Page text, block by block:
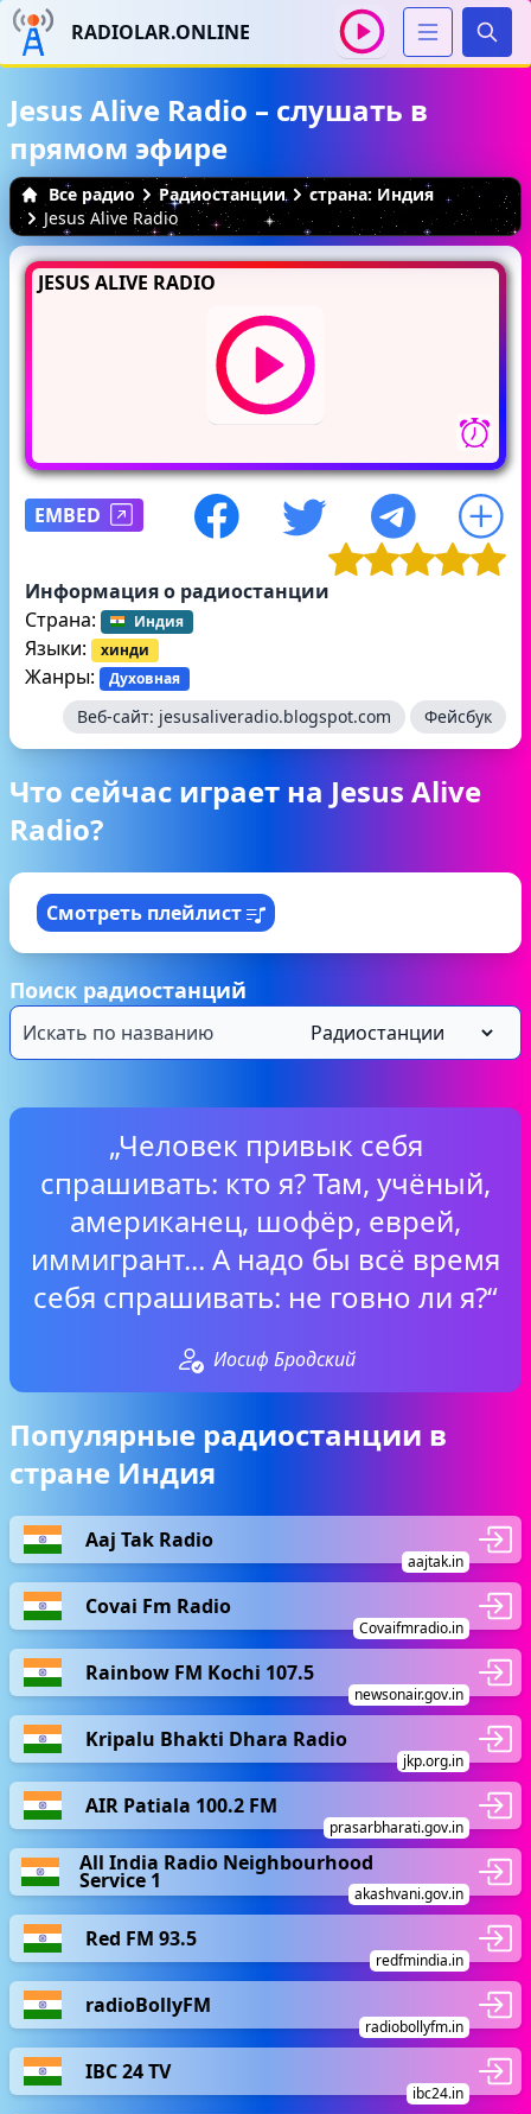
RADIOLAR.ONLINE
Jesus Alive Radio – слушать в
прямом эфире
Все радио Радиостанции
страна: Индия
Jesus Alive Radio
JESUS ALIVE RADIO
EMBED
Информация о радиостанции
Страна:
Индия
Языки: хинди
Жанры: Духовная
Веб-сайт: jesusaliveradio.blogspot.com Фейсбук
Что сейчас играет на Jesus Alive
Radio?
Смотреть плейлист
Поиск радиостанций
„Человек привык себя
спрашивать: кто я? Там, учёный,
американец, шофёр, еврей,
иммигрант... А надо бы всё время
себя спрашивать: не говно ли я?“
Иосиф Бродский
Популярные радиостанции в
стране Индия
Aaj Tak Radio
aajtak.in
Covai Fm Radio
Covaifmradio.in
Rainbow FM Kochi 107.5
newsonair.gov.in
Kripalu Bhakti Dhara Radio
jkp.org.in
AIR Patiala 100.2 FM
prasarbharati.gov.in
All India Radio Neighbourhood
Service 1
akashvani.gov.in
Red FM 93.5
redfmindia.in
radioBollyFM
radiobollyfm.in
IBC 24 TV
ibc24.in